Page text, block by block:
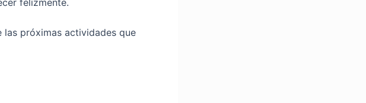
las próximas actividades que